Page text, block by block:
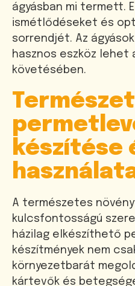
ágyásban mi termett.
ismétlődéseket és
sorrendjét. Az
hasznos eszköz lehet
követésében.
készítése
A természetes
kulcsfontosságú
házilag elkészíthető
készítmények nem
környezetbarát
kártevők és